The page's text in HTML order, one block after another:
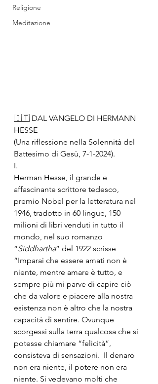
Religione
Meditazione
🇮🇹 DAL VANGELO DI HERMANN
HESSE
(Una riflessione nella Solennità del
Battesimo di Gesù, 7-1-2024).
I.
Herman Hesse, il grande e
affascinante scrittore tedesco,
premio Nobel per la letteratura nel
1946, tradotto in 60 lingue, 150
milioni di libri venduti in tutto il
mondo, nel suo romanzo
“Siddhartha” del 1922 scrisse
“Imparai che essere amati non è
niente, mentre amare è tutto, e
sempre più mi parve di capire ciò
che da valore e piacere alla nostra
esistenza non è altro che la nostra
capacità di sentire. Ovunque
scorgessi sulla terra qualcosa che si
potesse chiamare “felicità”,
consisteva di sensazioni.  Il denaro
non era niente, il potere non era
niente. Si vedevano molti che